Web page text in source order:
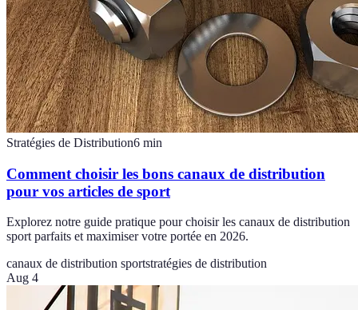
Stratégies de Distribution6 min
Comment choisir les bons canaux de distribution
pour vos articles de sport
Explorez notre guide pratique pour choisir les canaux de distribution
sport parfaits et maximiser votre portée en 2026.
canaux de distribution sportstratégies de distribution
Aug 4